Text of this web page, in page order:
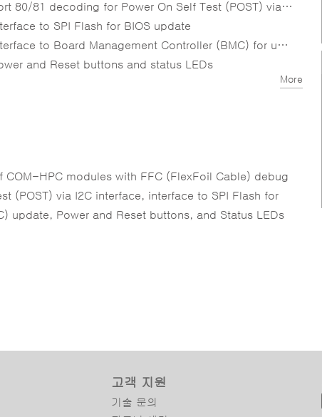
80/81 decoding for Power On Self Test (POST) via LPC
to SPI Flash for BIOS update
to Board Management Controller (BMC) for update
and Reset buttons and status LEDs
More
HPC modules with FFC (FlexFoil Cable) debug
(POST) via I2C interface, interface to SPI Flash for
update, Power and Reset buttons, and Status LEDs
고객 지원
기술 문의